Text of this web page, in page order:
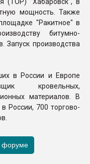
мощность. Также
"Ракитное" в
битумно-
Запуск производства
в России и Европе
кровельных,
материалов. В
России, 700 торгово-